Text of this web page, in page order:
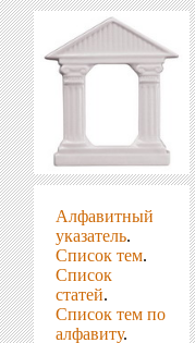
Алфавитный
указатель.
Список тем.
Список
статей.
Список тем по
алфавиту.